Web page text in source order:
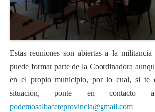
Estas reuniones son abiertas a la
puede formar parte de la Coordinadora
en el propio municipio, por lo cual, si te
situación, ponte en contacto
podemosalbaceteprovincia@gmail.com